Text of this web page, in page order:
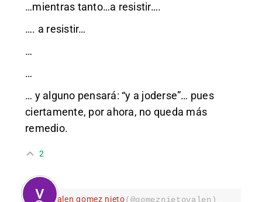
…mientras tanto…a resistir….
…. a resistir…
…
…
… y alguno pensará: “y a joderse”… pues
ciertamente, por ahora, no queda más
remedio.
2
valen gomez nieto(@gomeznietovalen)